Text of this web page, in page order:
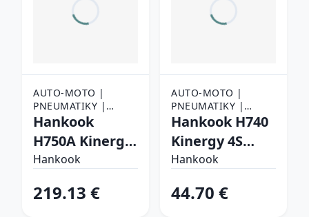
AUTO-MOTO |
PNEUMATIKY |
OSOBNÉ
Hankook
H750A Kinergy
4s 2 X 255/45
Celoročné
Hankook
219.13 €
AUTO-MOTO |
PNEUMATIKY |
OSOBNÉ
Hankook H740
Kinergy 4S
145/70 R13 71 T
Hankook
44.70 €